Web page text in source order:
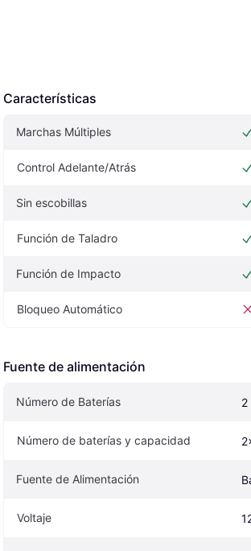
Características
Marchas Múltiples
Control Adelante/Atrás
Sin escobillas
Función de Taladro
Función de Impacto
Bloqueo Automático
Fuente de alimentación
Número de Baterías 2
Número de baterías y capacidad
Fuente de Alimentación
Voltaje